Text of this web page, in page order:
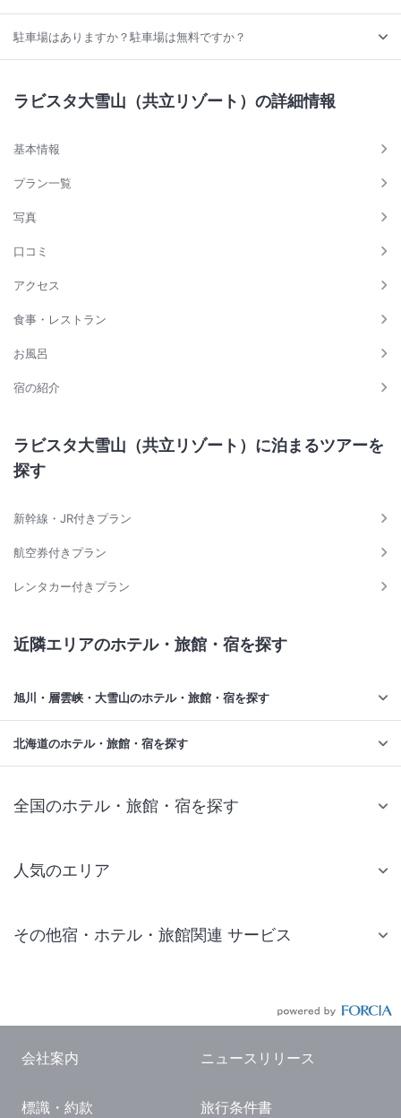
駐車場はありますか？駐車場は無料ですか？
ラビスタ大雪山（共立リゾート）の詳細情報
基本情報
プラン一覧
写真
口コミ
アクセス
食事・レストラン
お風呂
宿の紹介
ラビスタ大雪山（共立リゾート）に泊まるツアーを
探す
新幹線・JR付きプラン
航空券付きプラン
レンタカー付きプラン
近隣エリアのホテル・旅館・宿を探す
旭川・層雲峡・大雪山のホテル・旅館・宿を探す
北海道のホテル・旅館・宿を探す
全国のホテル・旅館・宿を探す
人気のエリア
仙台 ホテル
東京ドーム ホテル
その他宿・ホテル・旅館関連 サービス
国内観光ガイド
会社案内 ニュースリリース
標識・約款 旅行条件書